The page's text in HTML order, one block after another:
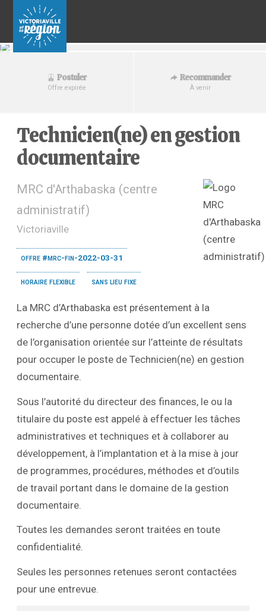
Postuler
Offre expirée
Recommander
À venir
Technicien(ne) en gestion
documentaire
MRC d'Arthabaska (centre
administratif)
Victoriaville
offre #mrc-fin-2022-03-31
horaire flexible sans lieu fixe
La MRC d’Arthabaska est présentement à la
recherche d’une personne dotée d’un excellent sens
de l’organisation orientée sur l’atteinte de résultats
pour occuper le poste de Technicien(ne) en gestion
documentaire.
Sous l’autorité du directeur des finances, le ou la
titulaire du poste est appelé à effectuer les tâches
administratives et techniques et à collaborer au
développement, à l’implantation et à la mise à jour
de programmes, procédures, méthodes et d’outils
de travail portant dans le domaine de la gestion
documentaire.
Toutes les demandes seront traitées en toute
confidentialité.
Seules les personnes retenues seront contactées
pour une entrevue.